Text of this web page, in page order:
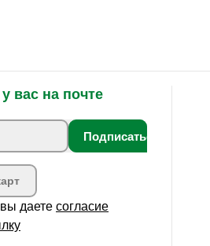
вас на почте
Подписаться
даете согласие